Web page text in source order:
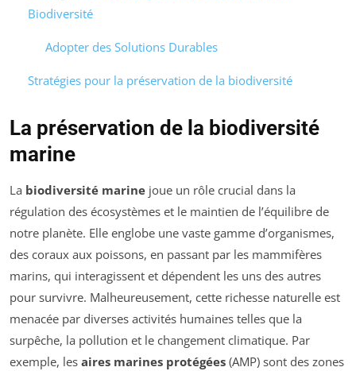
Biodiversité
Adopter des Solutions Durables
Stratégies pour la préservation de la biodiversité
La préservation de la biodiversité
marine
La biodiversité marine joue un rôle crucial dans la
régulation des écosystèmes et le maintien de l’équilibre de
notre planète. Elle englobe une vaste gamme d’organismes,
des coraux aux poissons, en passant par les mammifères
marins, qui interagissent et dépendent les uns des autres
pour survivre. Malheureusement, cette richesse naturelle est
menacée par diverses activités humaines telles que la
surpêche, la pollution et le changement climatique. Par
exemple, les aires marines protégées (AMP) sont des zones